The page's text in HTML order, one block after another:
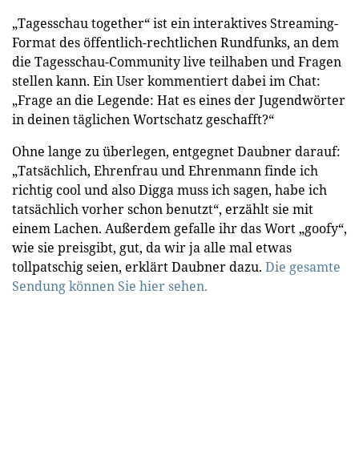
„Tagesschau together“ ist ein interaktives Streaming-
Format des öffentlich-rechtlichen Rundfunks, an dem
die Tagesschau-Community live teilhaben und Fragen
stellen kann. Ein User kommentiert dabei im Chat:
„Frage an die Legende: Hat es eines der Jugendwörter
in deinen täglichen Wortschatz geschafft?“
Ohne lange zu überlegen, entgegnet Daubner darauf:
„Tatsächlich, Ehrenfrau und Ehrenmann finde ich
richtig cool und also Digga muss ich sagen, habe ich
tatsächlich vorher schon benutzt“, erzählt sie mit
einem Lachen. Außerdem gefalle ihr das Wort „goofy“,
wie sie preisgibt, gut, da wir ja alle mal etwas
tollpatschig seien, erklärt Daubner dazu. Die gesamte
Sendung können Sie hier sehen.